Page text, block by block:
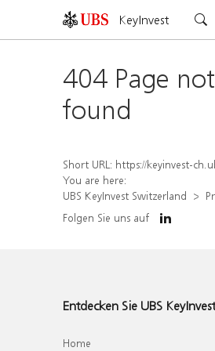
KeyInvest
404 Page not
found
Short URL: https://keyinvest-ch.ubs.com/produkt/
You are here:
UBS KeyInvest Switzerland
Folgen Sie uns auf
Entdecken Sie UBS KeyInvest
Home